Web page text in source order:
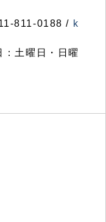
811-0188 / k
土曜日・日曜